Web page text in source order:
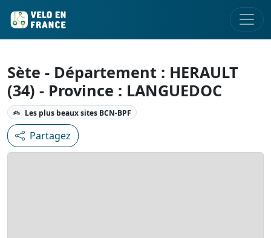
Sète - Département : HERAULT
(34) - Province : LANGUEDOC
Les plus beaux sites BCN-BPF
Partagez